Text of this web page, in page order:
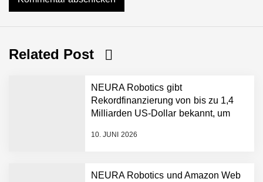
Related Post
NEURA Robotics gibt
Rekordfinanzierung von bis zu 1,4
Milliarden US-Dollar bekannt, um
Physical-AI-Plattform zu
10. JUNI 2026
NEURA Robotics und Amazon Web